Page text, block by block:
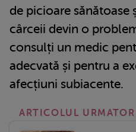
de picioare sănătoase
cârceii devin o
consulți un medic
adecvată și pentru a
afecțiuni subiacente.
ARTICOLUL URMATOR